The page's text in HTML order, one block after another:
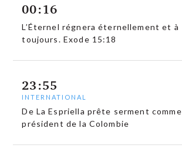
00:16
L’Éternel régnera éternellement et à
toujours. Exode 15:18
23:55
INTERNATIONAL
De La Espriella prête serment comme
président de la Colombie